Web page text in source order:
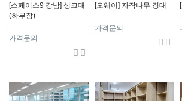
[스페이스9 강남] 싱크대
(하부장)
가격문의
[오웨이] 자작나무 경대
가격문의